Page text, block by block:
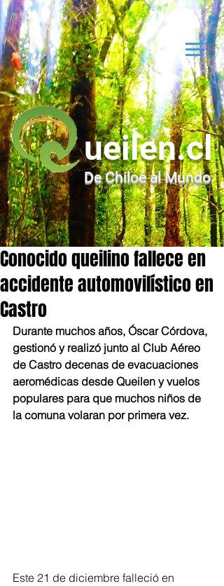
ueilen.cl
De Chiloé al Mundo
Conocido queilino fallece en
accidente automovilístico en
Castro
Durante muchos años, Óscar Córdova,
gestionó y realizó junto al Club Aéreo
de Castro decenas de evacuaciones
aeromédicas desde Queilen y vuelos
populares para que muchos niños de
la comuna volaran por primera vez.
Este 21 de diciembre falleció en